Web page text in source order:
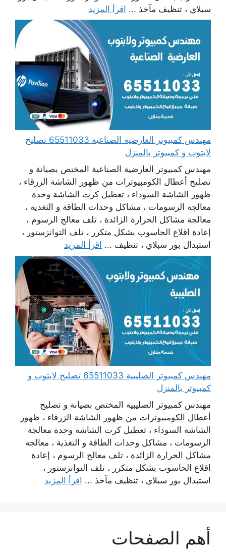
سبلاي ، تنظيف مآخذ ... اقرأ المزيد
مهندس كمبيوتر العارضية الصناعية 65511033 تصليح
لابتوب و كمبيوتر بالمنزل
مهندس كمبيوتر العارضية الصناعية المختص بصيانة و
تصليح أعطال الكومبيوترات من ظهور الشاشة الزرقاء ،
ظهور الشاشة السوداء ، تعطيل كرت الشاشة وحدة
معالجة الرسومات ، مشاكل وحدات الطاقة و التغذية ،
معالجة مشاكل الحرارة الزائدة ، تلف معالج الرسوم ،
إعادة اقلاع الحاسوب بشكل متكرر ، تلف التوانزستور ،
استبدال بور سبلاي ، تنظيف ... اقرأ المزيد
مهندس كمبيوتر الصليبية 65511033 تصليح لابتوب و
كمبيوتر بالمنزل
مهندس كمبيوتر الصليبية المختص بصيانة و تصليح
أعطال الكومبيوترات من ظهور الشاشة الزرقاء ، ظهور
الشاشة السوداء ، تعطيل كرت الشاشة وحدة معالجة
الرسومات ، مشاكل وحدات الطاقة و التغذية ، معالجة
مشاكل الحرارة الزائدة ، تلف معالج الرسوم ، إعادة
اقلاع الحاسوب بشكل متكرر ، تلف التوانزستور ،
استبدال بور سبلاي ، تنظيف مآخذ ... اقرأ المزيد
أهم الصفحات